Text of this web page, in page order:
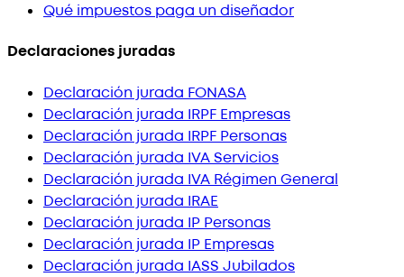
Qué impuestos paga un diseñador
Declaraciones juradas
Declaración jurada FONASA
Declaración jurada IRPF Empresas
Declaración jurada IRPF Personas
Declaración jurada IVA Servicios
Declaración jurada IVA Régimen General
Declaración jurada IRAE
Declaración jurada IP Personas
Declaración jurada IP Empresas
Declaración jurada IASS Jubilados